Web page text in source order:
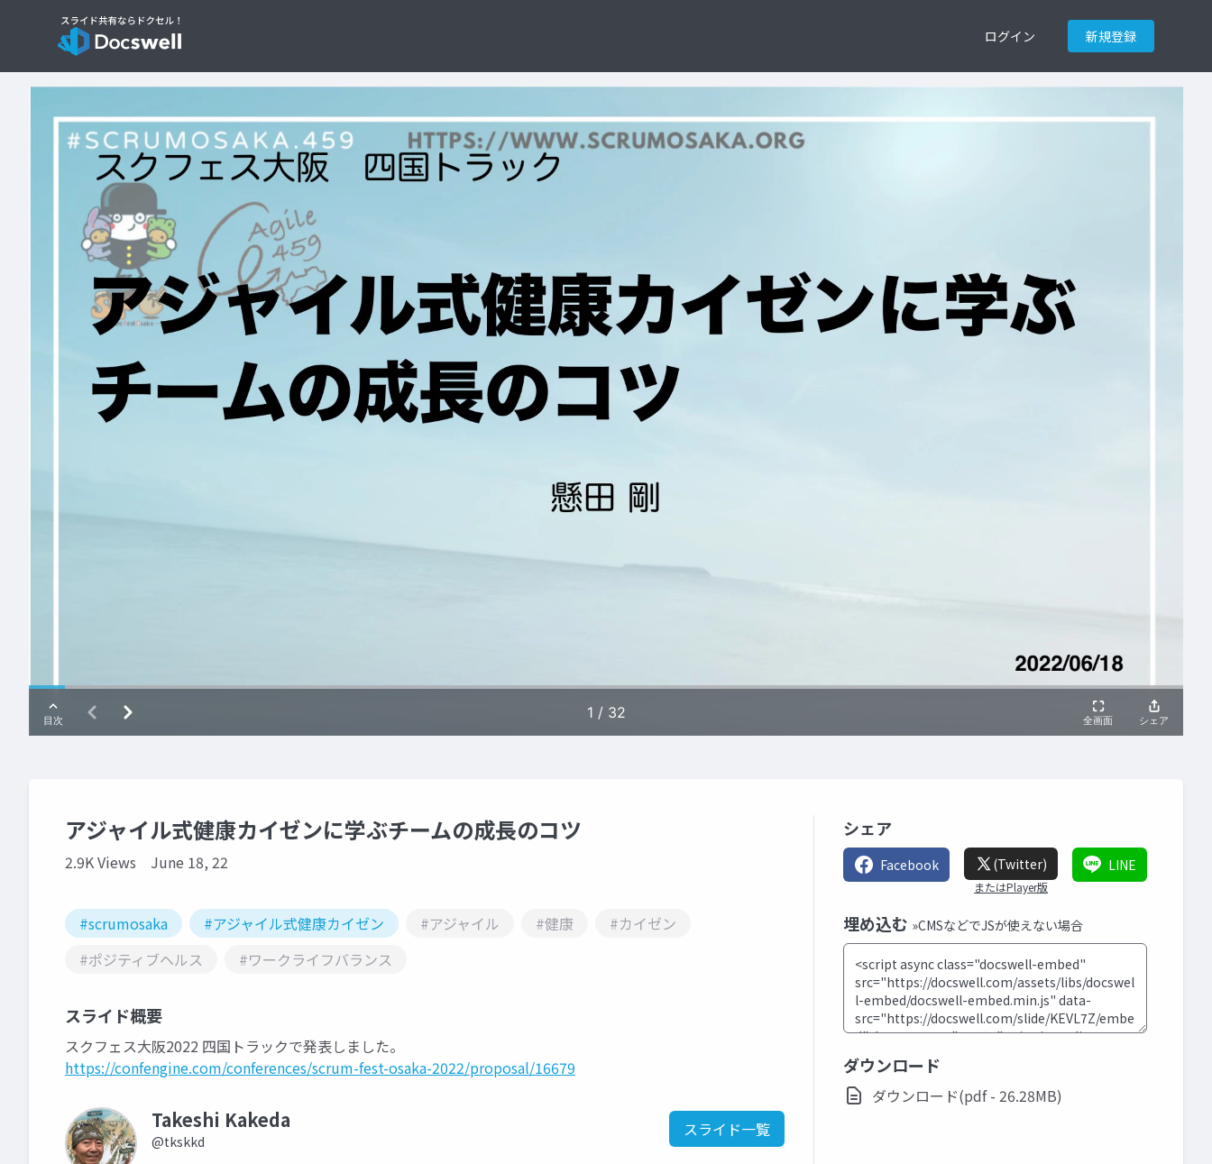
ログイン 新規登録
アジャイル式健康カイゼンに学ぶチームの成長のコツ
2.9K Views June 18, 22
#scrumosaka #アジャイル式健康カイゼン #アジャイル #健康
#カイゼン
#ポジティブヘルス
#ワークライフバランス
スライド概要
スクフェス大阪2022 四国トラックで発表しました。
https://confengine.com/conferences/scrum-fest-osaka-2022/proposal/16679
Takeshi Kakeda
@tkskkd
スライド一覧
シェア
Facebook (Twitter)
またはPlayer版
LINE
埋め込む »CMSなどでJSが使えない場合
ダウンロード
ダウンロード(pdf - 26.28MB)